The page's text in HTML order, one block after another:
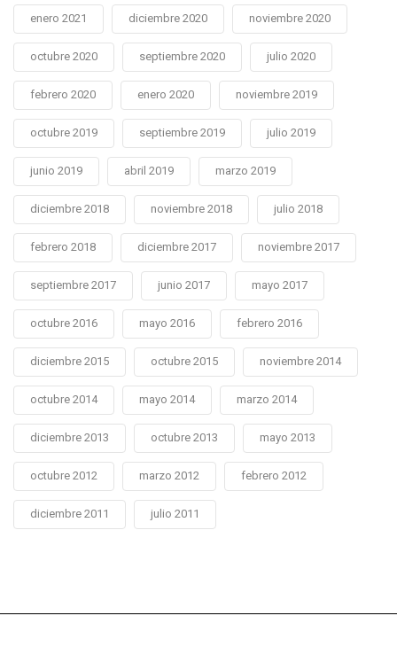
enero 2021 diciembre 2020 noviembre 2020
octubre 2020 septiembre 2020 julio 2020
febrero 2020 enero 2020 noviembre 2019
octubre 2019 septiembre 2019 julio 2019
junio 2019 abril 2019 marzo 2019
diciembre 2018 noviembre 2018 julio 2018
febrero 2018 diciembre 2017 noviembre 2017
septiembre 2017 junio 2017 mayo 2017
octubre 2016 mayo 2016 febrero 2016
diciembre 2015 octubre 2015 noviembre 2014
octubre 2014 mayo 2014 marzo 2014
diciembre 2013 octubre 2013 mayo 2013
octubre 2012 marzo 2012 febrero 2012
diciembre 2011 julio 2011